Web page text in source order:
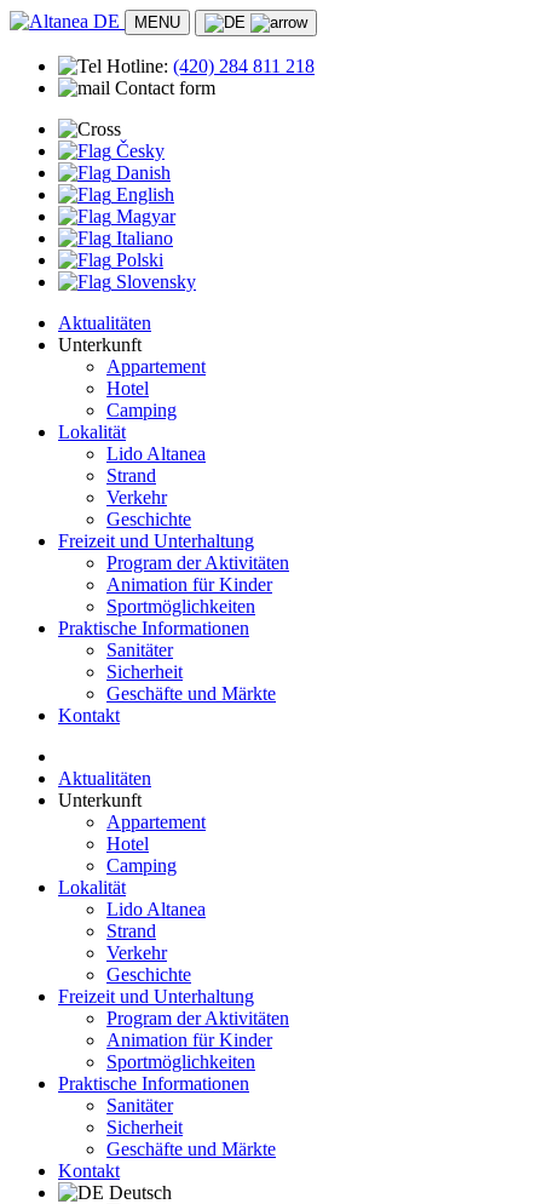
MENU
Hotline: (420) 284 811 218
Contact form
Česky
Danish
English
Magyar
Italiano
Polski
Slovensky
Aktualitäten
Unterkunft
Appartement
Hotel
Camping
Lokalität
Lido Altanea
Strand
Verkehr
Geschichte
Freizeit und Unterhaltung
Program der Aktivitäten
Animation für Kinder
Sportmöglichkeiten
Praktische Informationen
Sanitäter
Sicherheit
Geschäfte und Märkte
Kontakt
Aktualitäten
Unterkunft
Appartement
Hotel
Camping
Lokalität
Lido Altanea
Strand
Verkehr
Geschichte
Freizeit und Unterhaltung
Program der Aktivitäten
Animation für Kinder
Sportmöglichkeiten
Praktische Informationen
Sanitäter
Sicherheit
Geschäfte und Märkte
Kontakt
Deutsch